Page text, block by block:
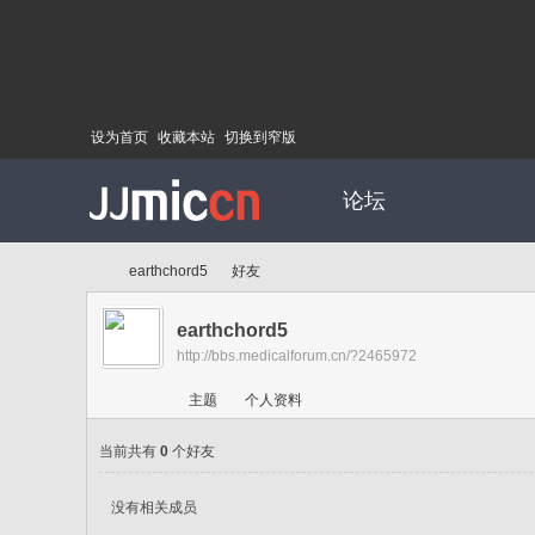
设为首页 收藏本站 切换到窄版
论坛
›
earthchord5 好友
earthchord5
http://bbs.medicalforum.cn/?2465972
主题 个人资料
当前共有 0 个好友
没有相关成员